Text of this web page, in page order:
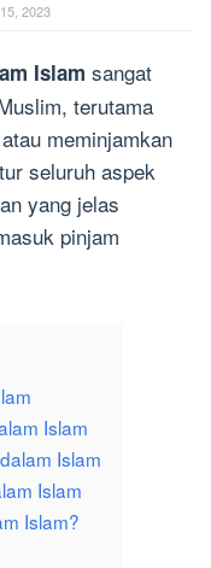
2023
Islam sangat
terutama
meminjamkan
seluruh aspek
yang jelas
pinjam
Islam
Islam
Islam
Islam?